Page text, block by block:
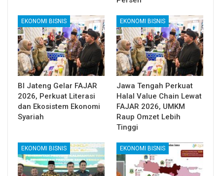
EKONOMI BISNIS
BI Jateng Gelar FAJAR
2026, Perkuat Literasi
dan Ekosistem Ekonomi
Syariah
EKONOMI BISNIS
Jawa Tengah Perkuat
Halal Value Chain Lewat
FAJAR 2026, UMKM
Raup Omzet Lebih
Tinggi
EKONOMI BISNIS EKONOMI BISNIS